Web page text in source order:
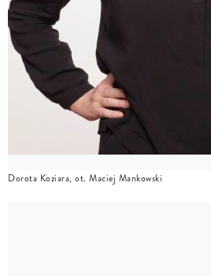
Dorota Koziara, ot. Maciej Mankowski